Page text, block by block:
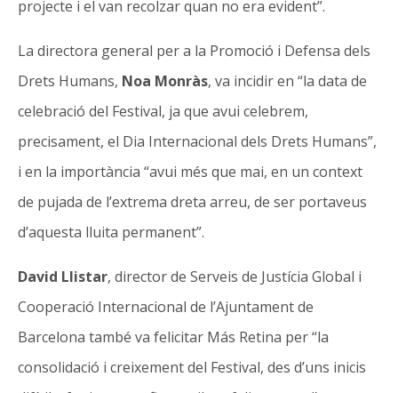
projecte i el van recolzar quan no era evident”.
La directora general per a la Promoció i Defensa dels
Drets Humans, Noa Monràs, va incidir en “la data de
celebració del Festival, ja que avui celebrem,
precisament, el Dia Internacional dels Drets Humans”,
i en la importància “avui més que mai, en un context
de pujada de l’extrema dreta arreu, de ser portaveus
d’aquesta lluita permanent”.
David Llistar, director de Serveis de Justícia Global i
Cooperació Internacional de l’Ajuntament de
Barcelona també va felicitar Más Retina per “la
consolidació i creixement del Festival, des d’uns inicis